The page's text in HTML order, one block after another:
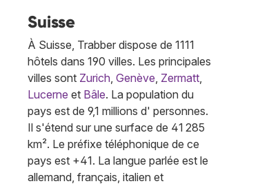
Suisse
À Suisse, Trabber dispose de 1111
hôtels dans 190 villes. Les principales
villes sont Zurich, Genève, Zermatt,
Lucerne et Bâle. La population du
pays est de 9,1 millions d' personnes.
Il s'étend sur une surface de 41 285
km². Le préfixe téléphonique de ce
pays est +41. La langue parlée est le
allemand, français, italien et